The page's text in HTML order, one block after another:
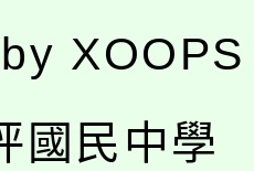
XOOPS
國民中學